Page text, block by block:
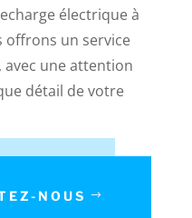
électrique à
offrons un service
une attention
détail de votre
NOUS